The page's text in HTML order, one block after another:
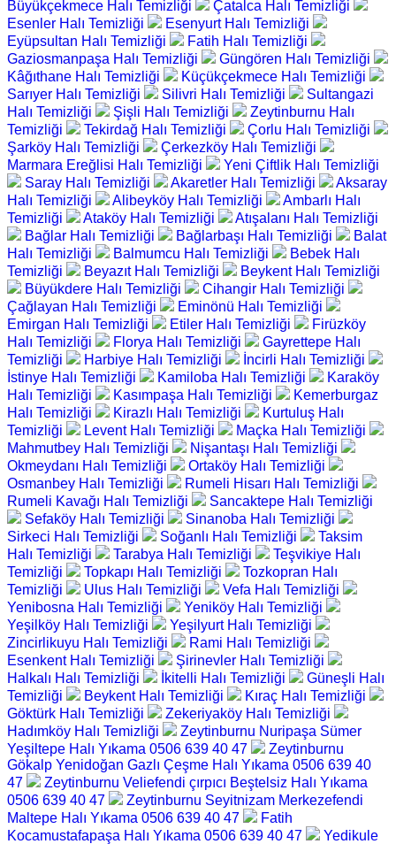
Büyükçekmece Halı Temizliği
Çatalca Halı Temizliği
Esenler Halı Temizliği
Esenyurt Halı Temizliği
Eyüpsultan Halı Temizliği
Fatih Halı Temizliği
Gaziosmanpaşa Halı Temizliği
Güngören Halı Temizliği
Kâğıthane Halı Temizliği
Küçükçekmece Halı Temizliği
Sarıyer Halı Temizliği
Silivri Halı Temizliği
Sultangazi
Halı Temizliği
Şişli Halı Temizliği
Zeytinburnu Halı
Temizliği
Tekirdağ Halı Temizliği
Çorlu Halı Temizliği
Şarköy Halı Temizliği
Çerkezköy Halı Temizliği
Marmara Ereğlisi Halı Temizliği
Yeni Çiftlik Halı Temizliği
Saray Halı Temizliği
Akaretler Halı Temizliği
Aksaray
Halı Temizliği
Alibeyköy Halı Temizliği
Ambarlı Halı
Temizliği
Ataköy Halı Temizliği
Atışalanı Halı Temizliği
Bağlar Halı Temizliği
Bağlarbaşı Halı Temizliği
Balat
Halı Temizliği
Balmumcu Halı Temizliği
Bebek Halı
Temizliği
Beyazıt Halı Temizliği
Beykent Halı Temizliği
Büyükdere Halı Temizliği
Cihangir Halı Temizliği
Çağlayan Halı Temizliği
Eminönü Halı Temizliği
Emirgan Halı Temizliği
Etiler Halı Temizliği
Firüzköy
Halı Temizliği
Florya Halı Temizliği
Gayrettepe Halı
Temizliği
Harbiye Halı Temizliği
İncirli Halı Temizliği
İstinye Halı Temizliği
Kamiloba Halı Temizliği
Karaköy
Halı Temizliği
Kasımpaşa Halı Temizliği
Kemerburgaz
Halı Temizliği
Kirazlı Halı Temizliği
Kurtuluş Halı
Temizliği
Levent Halı Temizliği
Maçka Halı Temizliği
Mahmutbey Halı Temizliği
Nişantaşı Halı Temizliği
Okmeydanı Halı Temizliği
Ortaköy Halı Temizliği
Osmanbey Halı Temizliği
Rumeli Hisarı Halı Temizliği
Rumeli Kavağı Halı Temizliği
Sancaktepe Halı Temizliği
Sefaköy Halı Temizliği
Sinanoba Halı Temizliği
Sirkeci Halı Temizliği
Soğanlı Halı Temizliği
Taksim
Halı Temizliği
Tarabya Halı Temizliği
Teşvikiye Halı
Temizliği
Topkapı Halı Temizliği
Tozkopran Halı
Temizliği
Ulus Halı Temizliği
Vefa Halı Temizliği
Yenibosna Halı Temizliği
Yeniköy Halı Temizliği
Yeşilköy Halı Temizliği
Yeşilyurt Halı Temizliği
Zincirlikuyu Halı Temizliği
Rami Halı Temizliği
Esenkent Halı Temizliği
Şirinevler Halı Temizliği
Halkalı Halı Temizliği
İkitelli Halı Temizliği
Güneşli Halı
Temizliği
Beykent Halı Temizliği
Kıraç Halı Temizliği
Göktürk Halı Temizliği
Zekeriyaköy Halı Temizliği
Hadımköy Halı Temizliği
Zeytinburnu Nuripaşa Sümer
Yeşiltepe Halı Yıkama 0506 639 40 47
Zeytinburnu
Gökalp Yenidoğan Gazlı Çeşme Halı Yıkama 0506 639 40
47
Zeytinburnu Veliefendi çırpıcı Beştelsiz Halı Yıkama
0506 639 40 47
Zeytinburnu Seyitnizam Merkezefendi
Maltepe Halı Yıkama 0506 639 40 47
Fatih
Kocamustafapaşa Halı Yıkama 0506 639 40 47
Yedikule